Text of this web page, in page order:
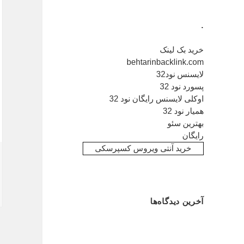
.
خرید بک لینک
behtarinbacklink.com
لایسنس نود32
پسورد نود 32
اوکلی لایسنس رایگان نود 32
همیار نود 32
بهترین سئو
رایگان
خرید آنتی ویروس کسپرسکی
آخرین دیدگاه‌ها